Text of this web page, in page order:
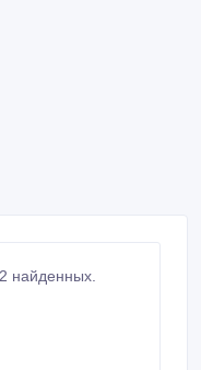
найденных.